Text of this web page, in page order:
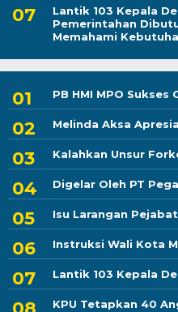
Lantik 103 Kepala
Pemerintahan
Memahami
PB HMI MPO Sukses
Melinda Aksa
Kalahkan Unsur
Digelar Oleh PT
Isu Larangan
Instruksi Wali Kota
Lantik 103 Kepala
KPU Tetapkan 40